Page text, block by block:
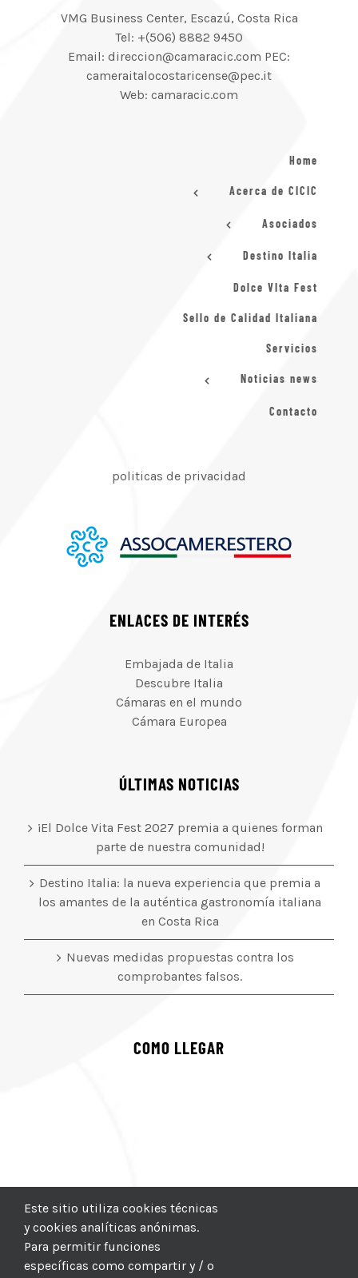
VMG Business Center, Escazú, Costa Rica
Tel: +(506) 8882 9450
Email: direccion@camaracic.com PEC:
cameraitalocostaricense@pec.it
Web: camaracic.com
Home
Acerca de CICIC
Asociados
Destino Italia
Dolce VIta Fest
Sello de Calidad Italiana
Servicios
Noticias news
Contacto
politicas de privacidad
ENLACES DE INTERÉS
Embajada de Italia
Descubre Italia
Cámaras en el mundo
Cámara Europea
ÚLTIMAS NOTICIAS
¡El Dolce Vita Fest 2027 premia a quienes forman
parte de nuestra comunidad!
Destino Italia: la nueva experiencia que premia a
los amantes de la auténtica gastronomía italiana
en Costa Rica
Nuevas medidas propuestas contra los
comprobantes falsos.
COMO LLEGAR
Este sitio utiliza cookies técnicas
y cookies analíticas anónimas.
Para permitir funciones
específicas como compartir y / o